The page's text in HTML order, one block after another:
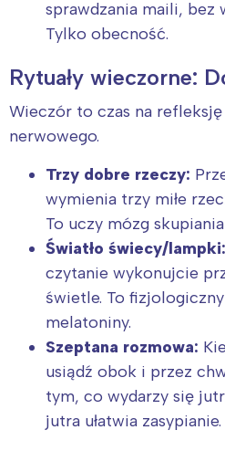
sprawdzania maili, bez
Tylko obecność.
Rytuały wieczorne:
Wieczór to czas na refleksję
nerwowego.
Trzy dobre rzeczy:
wymienia trzy miłe
To uczy mózg
Światło świecy/lampki:
czytanie wykonujcie
świetle. To
melatoniny.
Szeptana rozmowa:
usiądź obok i przez
tym, co wydarzy się
jutra ułatwia zasypianie.
Interesują mnie
Warszawa
Łódź
Trójmiasto
Poznań
Wrocław